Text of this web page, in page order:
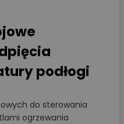
podłogi
do sterowania
ogrzewania